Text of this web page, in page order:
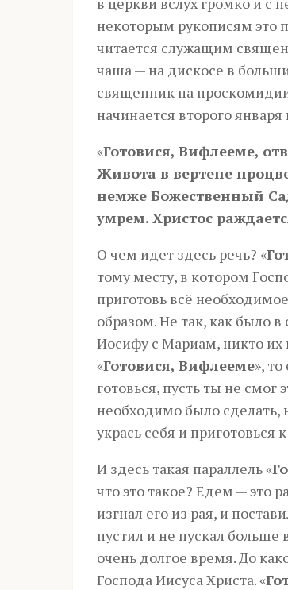
некоторым рукописям это
читается служащим
чаша — на дискосе в
священник на
начинается второго
«Готовися, Вифлееме,
Живота в вертепе
немже Божественный
умрем. Христос
О чем идет здесь речь? «
тому месту, в котором
приготовь всё
образом. Не так, как было
Иосифу с Мариам, никто их
«Готовися, Вифлееме»,
готовься, пусть ты не смог
необходимо было сделать,
укрась себя и
И здесь такая параллель «
что это такое? Едем — это
изгнал его из рая, и
пустил и не пускал
очень долгое время. До
Господа Иисуса Христа. «